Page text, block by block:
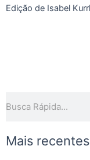
Edição de Isabel
Mais recentes